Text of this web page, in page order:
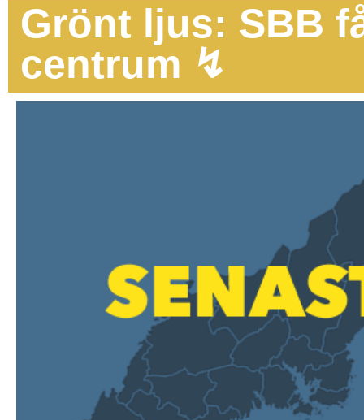
Grönt ljus: SBB
centrum ↯